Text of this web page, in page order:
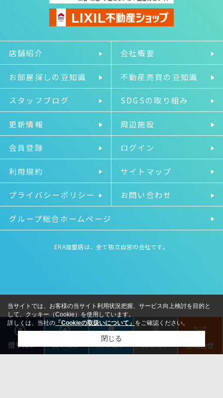
店舗紹介 会社概要
お部屋探しの豆知識 不動産売買の豆知識
スタッフブログ SDGSの取り組み
更新情報 周辺施設
会員登録 ログイン
利用規約 サイトマップ
プライバシーポリシー お問い合わせ
グループ総合ホームページ
ERA加盟店は、全て独立自営の会社です。
借りたい 買いたい 売りたい 貸したい お問合せ
当サイトでは、お客様の当サイト利用状況把握、サービス向上検討を目的と
して、クッキー（Cookie）を使用しています。
詳しくは、当社の 「Cookieの取扱いについて」 をご確認ください。
閉じる